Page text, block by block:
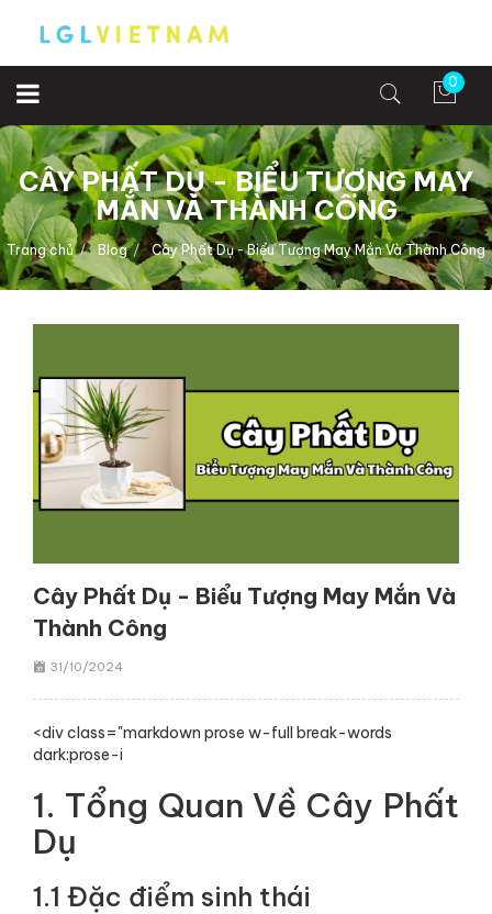
0
CÂY PHẤT DỤ - BIỂU TƯỢNG MAY
MẮN VÀ THÀNH CÔNG
Trang chủ Blog Cây Phất Dụ - Biểu Tượng May Mắn Và Thành Công
Cây Phất Dụ - Biểu Tượng May Mắn Và
Thành Công
31/10/2024
<div class="markdown prose w-full break-words
dark:prose-i
1. Tổng Quan Về Cây Phất
Dụ
1.1 Đặc điểm sinh thái